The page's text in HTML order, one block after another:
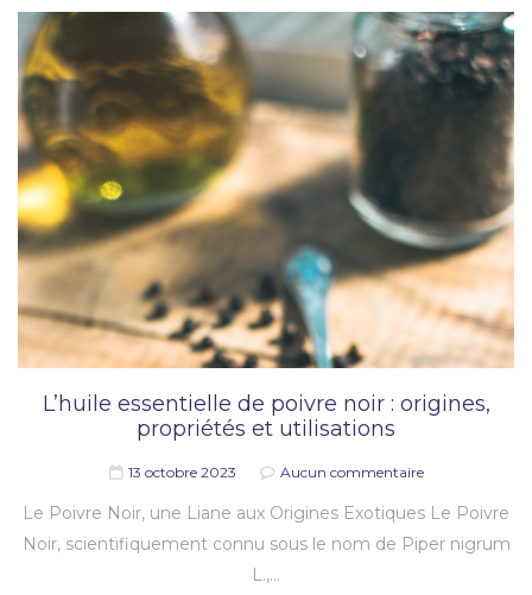
L’huile essentielle de poivre noir : origines,
propriétés et utilisations
13 octobre 2023 Aucun commentaire
Le Poivre Noir, une Liane aux Origines Exotiques Le Poivre
Noir, scientifiquement connu sous le nom de Piper nigrum
L.,…